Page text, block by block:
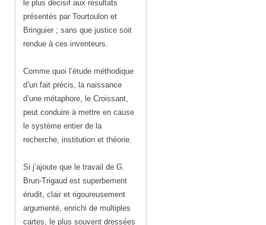
le plus décisif aux résultats
présentés par Tourtoulon et
Bringuier ; sans que justice soit
rendue à ces inventeurs.
Comme quoi l’étude méthodique
d’un fait précis, la naissance
d’une métaphore, le Croissant,
peut conduire à mettre en cause
le système entier de la
recherche, institution et théorie.
Si j’ajoute que le travail de G.
Brun-Trigaud est superbement
érudit, clair et rigoureusement
argumenté, enrichi de multiples
cartes, le plus souvent dressées